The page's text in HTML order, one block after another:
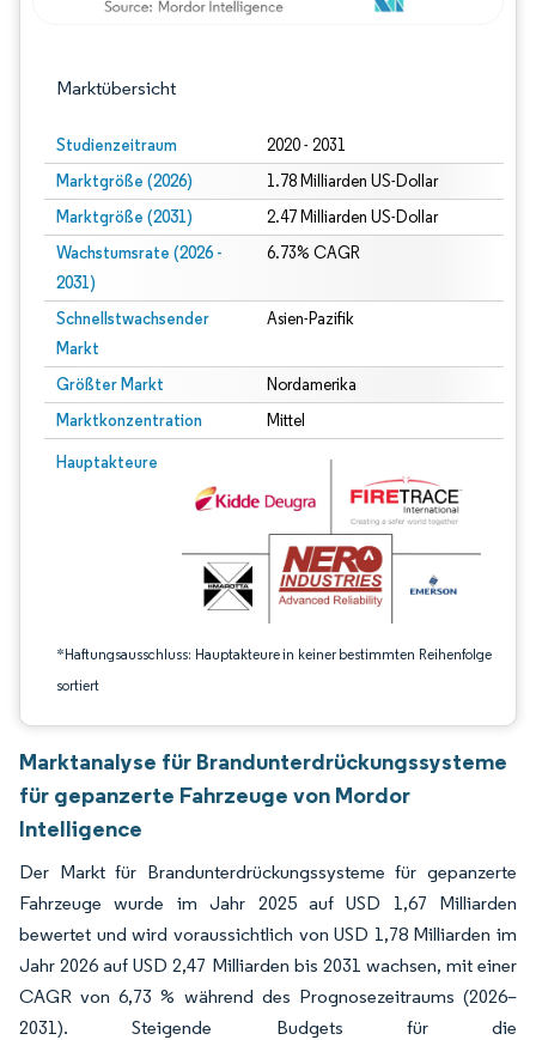
Marktübersicht
Studienzeitraum 2020 - 2031
Marktgröße (2026) 1.78 Milliarden US-Dollar
Marktgröße (2031) 2.47 Milliarden US-Dollar
Wachstumsrate (2026 -
2031)
6.73% CAGR
Schnellstwachsender
Markt
Asien-Pazifik
Größter Markt Nordamerika
Marktkonzentration Mittel
Hauptakteure
*Haftungsausschluss: Hauptakteure in keiner bestimmten Reihenfolge
sortiert
Bild © Mordor Intelligence. Wiederverwendung erfordert Namensnennung
Marktanalyse für Brandunterdrückungssysteme
für gepanzerte Fahrzeuge von Mordor
Intelligence
Der Markt für Brandunterdrückungssysteme für gepanzerte
Fahrzeuge wurde im Jahr 2025 auf USD 1,67 Milliarden
bewertet und wird voraussichtlich von USD 1,78 Milliarden im
Jahr 2026 auf USD 2,47 Milliarden bis 2031 wachsen, mit einer
CAGR von 6,73 % während des Prognosezeitraums (2026–
2031). Steigende Budgets für die